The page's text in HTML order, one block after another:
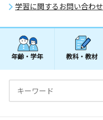
学習に関するお問い合わせ
年齢・学年 教科・教材